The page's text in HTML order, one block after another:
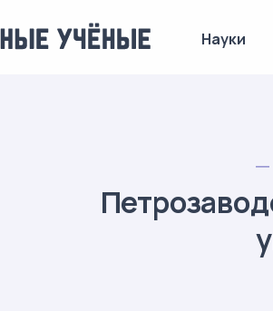
Науки